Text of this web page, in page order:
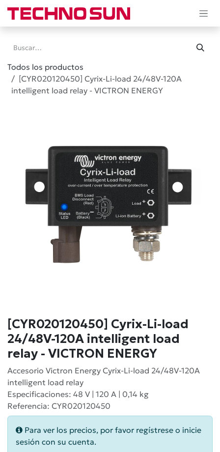
Ir al contenido
Todos los productos
[CYR020120450] Cyrix-Li-load 24/48V-120A
intelligent load relay - VICTRON ENERGY
[CYR020120450] Cyrix-Li-load
24/48V-120A intelligent load
relay - VICTRON ENERGY
Accesorio Victron Energy Cyrix-Li-load 24/48V-120A
intelligent load relay
Especificaciones: 48 V | 120 A | 0,14 kg
Referencia: CYR020120450
Para ver los precios, por favor regístrese o inicie
sesión con su cuenta.